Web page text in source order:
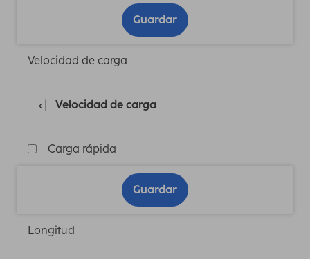
Guardar
Velocidad de carga
Velocidad de carga
Carga rápida
Guardar
Longitud